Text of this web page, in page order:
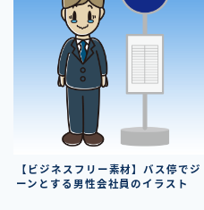
【ビジネスフリー素材】バス停でジ
ーンとする男性会社員のイラスト